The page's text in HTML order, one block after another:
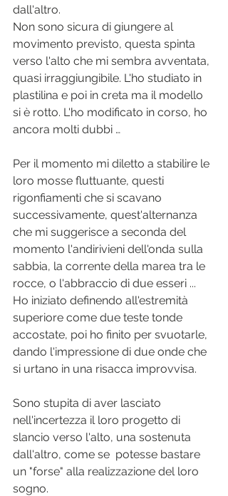
dall'altro.
Non sono sicura di giungere al
movimento previsto, questa spinta
verso l'alto che mi sembra avventata,
quasi irraggiungibile. L'ho studiato in
plastilina e poi in creta ma il modello
si è rotto. L'ho modificato in corso, ho
ancora molti dubbi …
Per il momento mi diletto a stabilire le
loro mosse fluttuante, questi
rigonfiamenti che si scavano
successivamente, quest'alternanza
che mi suggerisce a seconda del
momento l'andirivieni dell'onda sulla
sabbia, la corrente della marea tra le
rocce, o l'abbraccio di due esseri ...
Ho iniziato definendo all'estremità
superiore come due teste tonde
accostate, poi ho finito per svuotarle,
dando l'impressione di due onde che
si urtano in una risacca improvvisa.
Sono stupita di aver lasciato
nell'incertezza il loro progetto di
slancio verso l'alto, una sostenuta
dall'altro, come se  potesse bastare
un "forse" alla realizzazione del loro
sogno.